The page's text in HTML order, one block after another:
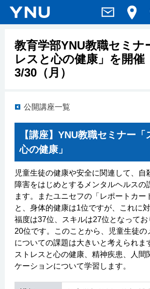
教育学部YNU教職セミナ
レスと心の健康」を開催
3/30（月）
公開講座一覧
【講座】YNU教職セミナー「
心の健康」
児童生徒の健康や安全に関連して、自
障害をはじめとするメンタルヘルスの
ます。またユニセフの「レポートカー
と、身体的健康は1位ですが、これに
福度は37位、スキルは27位となって
20位です。このことから、児童生徒の
についての課題は大きいと考えられま
ストレスと心の健康、精神疾患、人間
ケーションについて学習します。